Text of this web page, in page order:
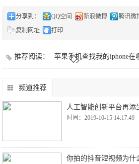
分享到： QQ空间 新浪微博 腾讯微
复制网址
打印
推荐阅读： 苹果手机查找我的iphone在
频道推荐
人工智能创新平台再添
时间：2019-10-15 14:17:49
你拍的抖音短视频为什